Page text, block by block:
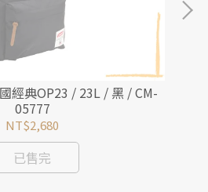
經典OP23 / 23L / 黑 / CM-
05777
NT$2,680
已售完